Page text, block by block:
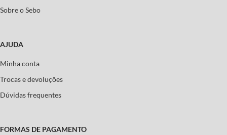
Sobre o Sebo
AJUDA
Minha conta
Trocas e devoluções
Dúvidas frequentes
FORMAS DE PAGAMENTO